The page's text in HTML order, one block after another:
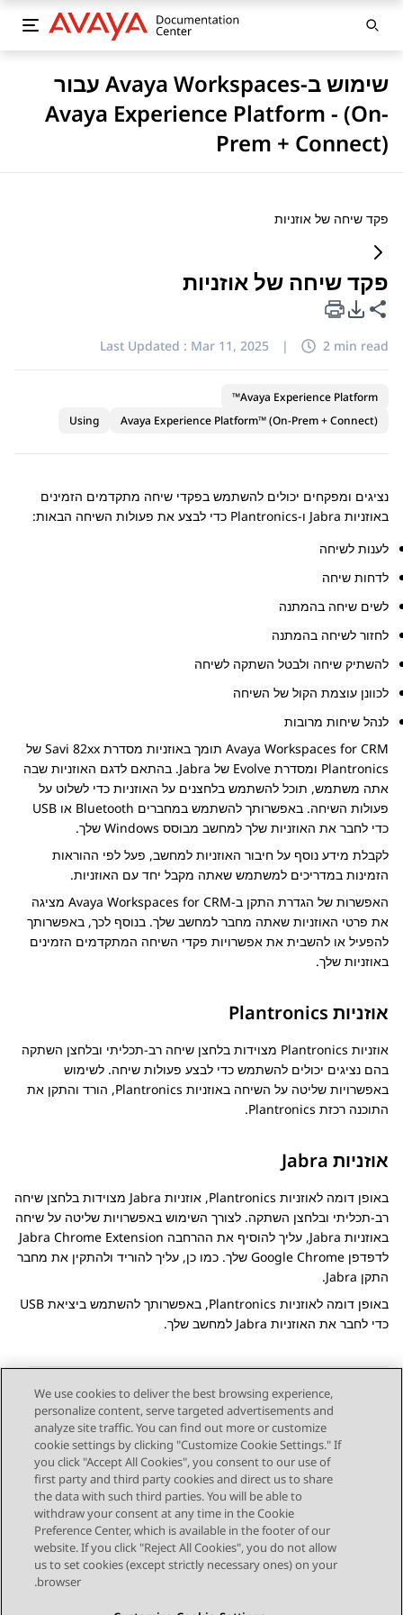
שימוש ב-Avaya Workspaces עבור
Avaya Experience Platform - (On-
Prem + Connect)
פקד שיחה של אוזניות
פקד שיחה של אוזניות
Share this page
PDF Export Options
Last Updated : Mar 11, 2025 | 2 min read
Avaya Experience Platform™
Avaya Experience Platform™ (On-Prem + Connect)
Using
נציגים ומפקחים יכולים להשתמש בפקדי שיחה מתקדמים הזמינים
באוזניות Jabra ו-Plantronics כדי לבצע את פעולות השיחה הבאות:
לענות לשיחה
לדחות שיחה
לשים שיחה בהמתנה
לחזור לשיחה בהמתנה
להשתיק שיחה ולבטל השתקה לשיחה
לכוונן עוצמת הקול של השיחה
לנהל שיחות מרובות
Avaya Workspaces for CRM
תומך באוזניות מסדרת Savi 82xx של
Plantronics ומסדרת Evolve של Jabra. בהתאם לדגם האוזניות שבה
אתה משתמש, תוכל להשתמש בלחצנים על האוזניות כדי לשלוט על
פעולות השיחה. באפשרותך להשתמש במחברים Bluetooth או USB
כדי לחבר את האוזניות שלך למחשב מבוסס Windows שלך.
לקבלת מידע נוסף על חיבור האוזניות למחשב, פעל לפי ההוראות
הזמינות במדריכים למשתמש שאתה מקבל יחד עם האוזניות.
האפשרות של הגדרת התקן ב-
Avaya Workspaces for CRM
מציגה
את פרטי האוזניות שאתה מחבר למחשב שלך. בנוסף לכך, באפשרותך
להפעיל או להשבית את אפשרויות פקדי השיחה המתקדמים הזמינים
באוזניות שלך.
אוזניות Plantronics
אוזניות Plantronics מצוידות בלחצן שיחה רב-תכליתי ובלחצן השתקה
בהם נציגים יכולים להשתמש כדי לבצע פעולות שיחה. לשימוש
באפשרויות שליטה על השיחה באוזניות Plantronics, הורד והתקן את
התוכנה רכזת Plantronics.
אוזניות Jabra
באופן דומה לאוזניות Plantronics, אוזניות Jabra מצוידות בלחצן שיחה
רב-תכליתי ובלחצן השתקה. לצורך השימוש באפשרויות שליטה על שיחה
באוזניות Jabra, עליך להוסיף את ההרחבה Jabra Chrome Extension
לדפדפן Google Chrome שלך. כמו כן, עליך להוריד ולהתקין את מחבר
התקן Jabra.
באופן דומה לאוזניות Plantronics, באפשרותך להשתמש ביציאת USB
כדי לחבר את האוזניות Jabra למחשב שלך.
Send Feedback
Topic navigation
Previous Topic
Next Topic
STAY CONNECTED
We use cookies to deliver the best browsing experience,
personalize content, serve targeted advertisements and
analyze site traffic. You can find out more or customize
cookie settings by clicking "Customize Cookie Settings." If
you click "Accept All Cookies", you consent to our use of
first party and third party cookies and direct us to share
the data with such third parties. You will be able to
withdraw your consent at any time in the Cookie
Preference Center, which is available in the footer of our
website. If you click "Reject All Cookies", you do not allow
us to set cookies (except strictly necessary ones) on your
browser.